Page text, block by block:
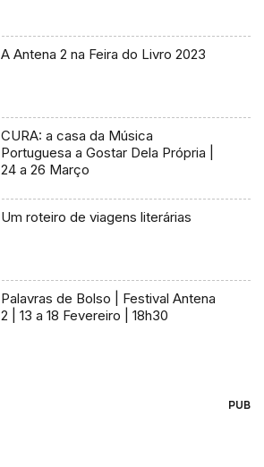
A Antena 2 na Feira do Livro 2023
CURA: a casa da Música
Portuguesa a Gostar Dela Própria |
24 a 26 Março
Um roteiro de viagens literárias
Palavras de Bolso | Festival Antena
2 | 13 a 18 Fevereiro | 18h30
PUB